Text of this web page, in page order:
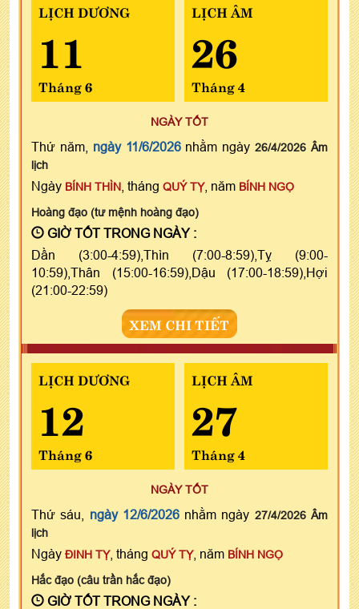
LỊCH DƯƠNG
11
Tháng 6
LỊCH ÂM
26
Tháng 4
NGÀY TỐT
Thứ năm, ngày 11/6/2026nhằm ngày26/4/2026 Âm
lịch
Ngày BÍNH THÌN , tháng QUÝ TỴ, năm BÍNH NGỌ
Hoàng đạo (tư mệnh hoàng đạo)
GIỜ TỐT TRONG NGÀY :
Dần (3:00-4:59),Thìn (7:00-8:59),Tỵ (9:00-
10:59),Thân (15:00-16:59),Dậu (17:00-18:59),Hợi
(21:00-22:59)
XEM CHI TIẾT
LỊCH DƯƠNG
12
Tháng 6
LỊCH ÂM
27
Tháng 4
NGÀY TỐT
Thứ sáu, ngày 12/6/2026nhằm ngày 27/4/2026 Âm
lịch
Ngày ĐINH TỴ, tháng QUÝ TỴ, năm BÍNH NGỌ
Hắc đạo (câu trần hắc đạo)
GIỜ TỐT TRONG NGÀY :